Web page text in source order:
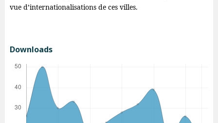
vue d’internationalisations de ces villes.
Downloads